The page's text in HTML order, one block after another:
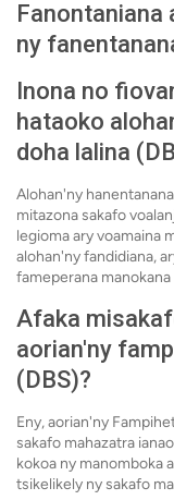
ny
Inona no
hataoko
doha lalina
Alohan'ny
mitazona sakafo
legioma ary voamaina
alohan'ny fandidiana,
fameperana
Afaka
aorian'ny
(DBS)?
Eny, aorian'ny
sakafo mahazatra
kokoa ny manomboka
tsikelikely ny sakafo